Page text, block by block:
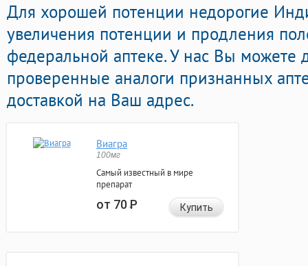
Для хорошей потенции недорогие
увеличения потенции и продления
федеральной аптеке. У нас Вы можете
проверенные аналоги признанных
доставкой на Ваш адрес.
Виагра
100мг
Самый известный в мире
препарат
от 70Р Купить